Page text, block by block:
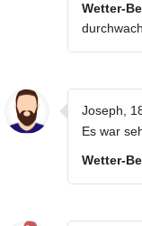
Wetter-
Joseph,
Es war
Wetter-